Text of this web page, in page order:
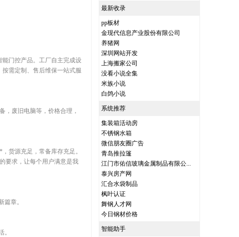
门控产品。工厂自主完成设
需定制、售后维保一站式服
，废旧电脑等，价格合理，
货源充足，常备库存充足。
要求，让每个用户满意是我
章。
。
最新收录
pp板材
金现代信息产业股份有限公司
养猪网
深圳网站开发
上海搬家公司
没看小说全集
米族小说
白鸽小说
系统推荐
集装箱活动房
不锈钢水箱
微信朋友圈广告
青岛推拉篷
江门市佑信玻璃金属制品有限公...
泰兴房产网
汇合水袋制品
枫叶认证
舞钢人才网
今日钢材价格
智能助手